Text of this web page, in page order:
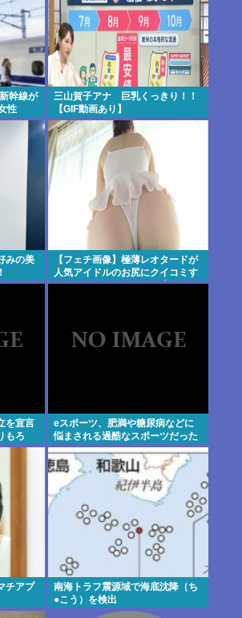
幹線が
性
三山賀子アナ 巨乳くっきり！！
【GIF動画あり】
みの美
【フェチ画像】極薄レオタードが
人気アイドルのお尻にクイコミす
ぎて危険 透け×尻フェチ【松岡里
を宣言
もろ
eスポーツ、肥満や糖尿病などに
悩まされる過酷なスポーツだった
チアプ
南海トラフ震源域で海底沈降（ち
●こう）を検出